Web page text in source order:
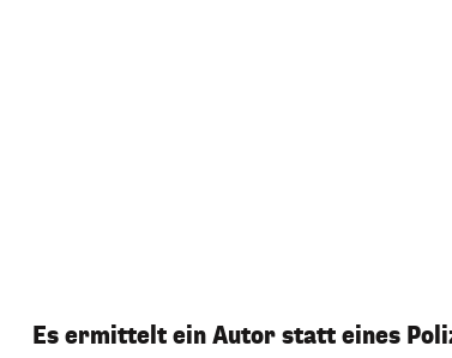
Es ermittelt ein Autor statt eines